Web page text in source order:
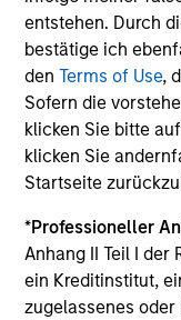
entstehen. Durch
bestätige ich
denTerms of Use,
Sofern die
klicken Sie bitte
klicken Sie
Startseite
*Professioneller
Anhang II Teil I der
ein Kreditinstitut,
zugelassenes
May not represent
The information
purposes only.
not constitute and
offering of
solicitation of an
purchase or sale
securities,
All investing